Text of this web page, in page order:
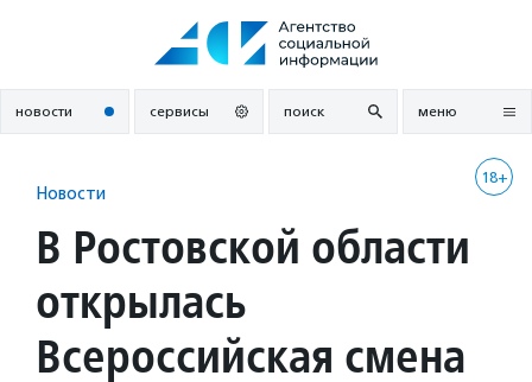
новости сервисы поиск меню
18+
Новости
В Ростовской области
открылась
Всероссийская смена